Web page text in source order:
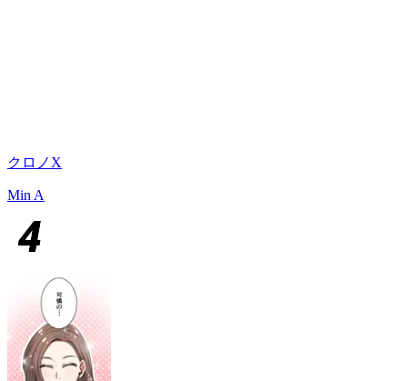
クロノX
Min A